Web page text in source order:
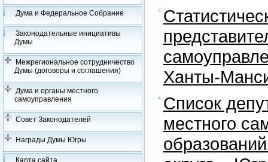
Дума и Федеральное Собрание
Законодательные инициативы
Думы
Межрегиональное сотрудничество
Думы (договоры и соглашения)
Дума и органы местного
самоуправления
Совет Законодателей
Награды Думы Югры
Карта сайта
Ханты-
Список
местного